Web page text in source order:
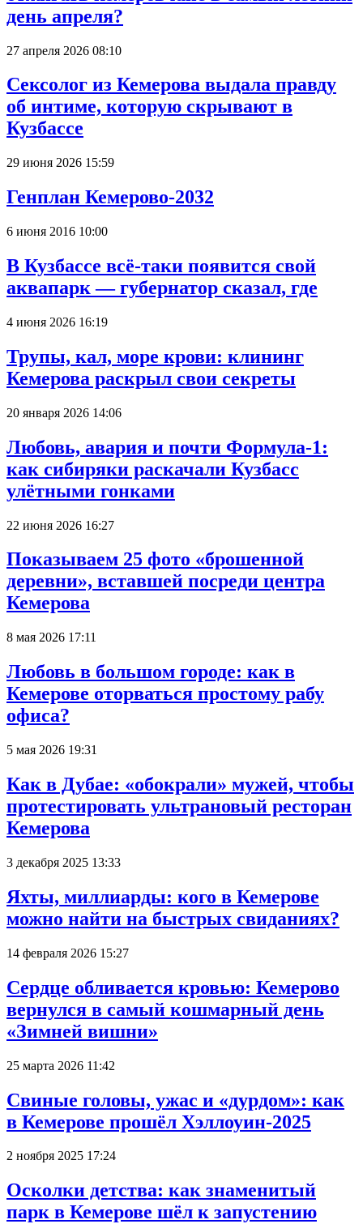
день апреля?
27 апреля 2026 08:10
Сексолог из Кемерова выдала правду
об интиме, которую скрывают в
Кузбассе
29 июня 2026 15:59
Генплан Кемерово-2032
6 июня 2016 10:00
В Кузбассе всё-таки появится свой
аквапарк — губернатор сказал, где
4 июня 2026 16:19
Трупы, кал, море крови: клининг
Кемерова раскрыл свои секреты
20 января 2026 14:06
Любовь, авария и почти Формула-1:
как сибиряки раскачали Кузбасс
улётными гонками
22 июня 2026 16:27
Показываем 25 фото «брошенной
деревни», вставшей посреди центра
Кемерова
8 мая 2026 17:11
Любовь в большом городе: как в
Кемерове оторваться простому рабу
офиса?
5 мая 2026 19:31
Как в Дубае: «обокрали» мужей, чтобы
протестировать ультрановый ресторан
Кемерова
3 декабря 2025 13:33
Яхты, миллиарды: кого в Кемерове
можно найти на быстрых свиданиях?
14 февраля 2026 15:27
Сердце обливается кровью: Кемерово
вернулся в самый кошмарный день
«Зимней вишни»
25 марта 2026 11:42
Свиные головы, ужас и «дурдом»: как
в Кемерове прошёл Хэллоуин-2025
2 ноября 2025 17:24
Осколки детства: как знаменитый
парк в Кемерове шёл к запустению